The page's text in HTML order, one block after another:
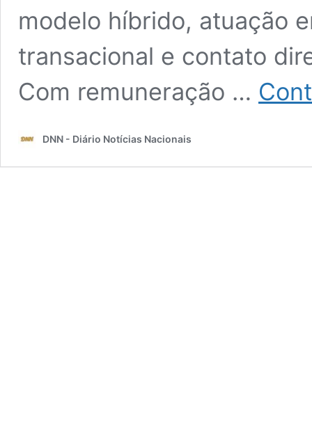
modelo híbrido, atuação
transacional e contato
Com remuneração …
DNN - Diário Notícias Nacionais